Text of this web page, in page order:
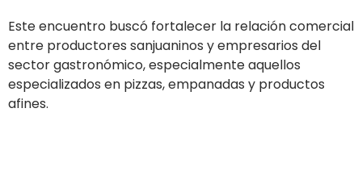
Este encuentro buscó fortalecer la relación comercial
entre productores sanjuaninos y empresarios del
sector gastronómico, especialmente aquellos
especializados en pizzas, empanadas y productos
afines.